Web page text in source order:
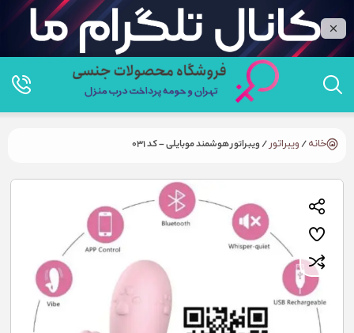
خانه/ویبراتور/ ویبراتور هوشمند موبایلی – کد 031